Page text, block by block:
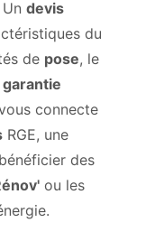
devis
du
de pose, le
garantie
connecte
RGE, une
des
ou les